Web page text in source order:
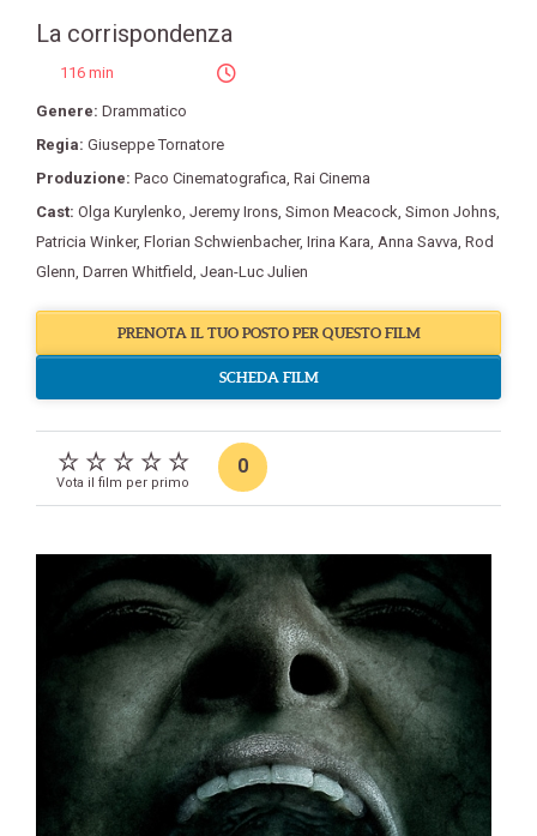
La corrispondenza
116 min
Genere: Drammatico
Regia: Giuseppe Tornatore
Produzione: Paco Cinematografica, Rai Cinema
Cast: Olga Kurylenko, Jeremy Irons, Simon Meacock, Simon Johns,
Patricia Winker, Florian Schwienbacher, Irina Kara, Anna Savva, Rod
Glenn, Darren Whitfield, Jean-Luc Julien
PRENOTA IL TUO POSTO PER QUESTO FILM
SCHEDA FILM
Vota il film per primo
0